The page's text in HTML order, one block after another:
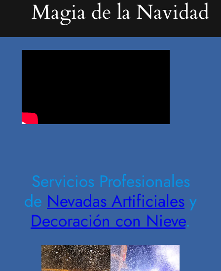
Magia de la Navidad
Servicios Profesionales
de Nevadas Artificiales y
Decoración con Nieve.